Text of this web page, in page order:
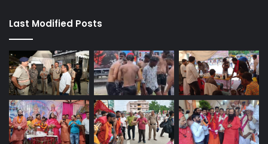
Last Modified Posts